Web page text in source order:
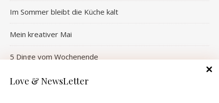
Love & NewsLetter
Im Sommer bleibt die Küche kalt
Mein kreativer Mai
5 Dinge vom Wochenende
Mama kurt auf Usedom